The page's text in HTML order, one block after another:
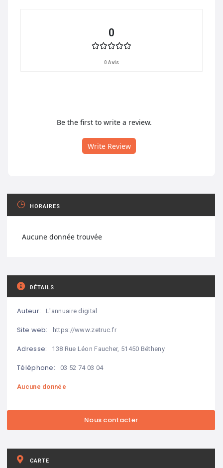
0
0 Avis
Be the first to write a review.
Write Review
HORAIRES
Aucune donnée trouvée
DÉTAILS
Auteur: L'annuaire digital
Site web: https://www.zetruc.fr
Adresse: 138 Rue Léon Faucher, 51450 Bétheny
Téléphone: 03 52 74 03 04
Aucune donnée
CARTE